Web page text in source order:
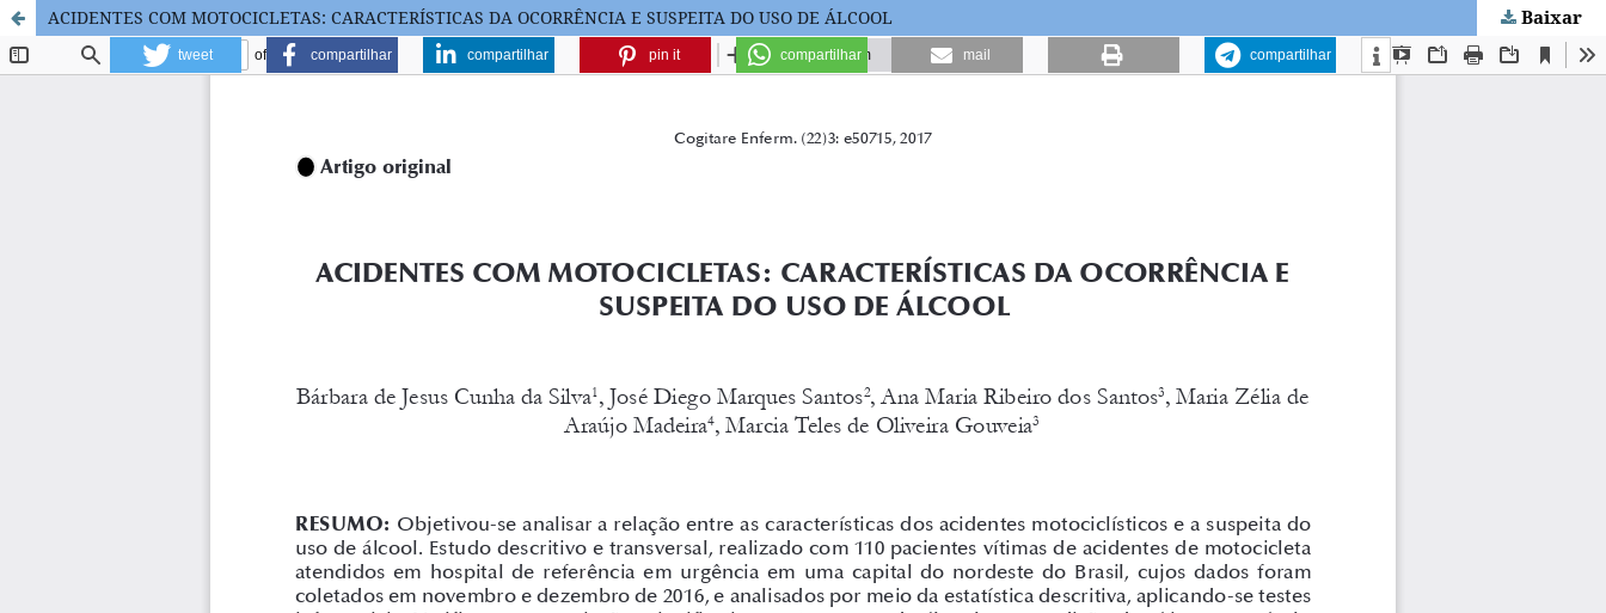
ACIDENTES COM MOTOCICLETAS: CARACTERÍSTICAS DA OCORRÊNCIA E SUSPEITA DO USO DE ÁLCOOL Baixar
tweet compartilhar compartilhar pin it compartilhar mail compartilhar